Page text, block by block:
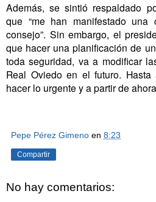
Además, se sintió respaldado
que “me han manifestado una
consejo”. Sin embargo, el
que hacer una planificación de
toda seguridad, va a modificar
Real Oviedo en el futuro.
hacer lo urgente y a partir de
Pepe Pérez Gimeno en 8:23
Compartir
No hay comentarios: